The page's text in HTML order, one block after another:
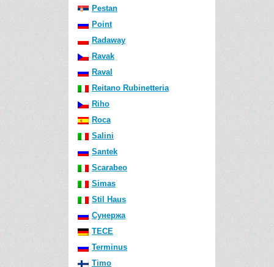
Pestan
Point
Radaway
Ravak
Raval
Reitano Rubinetteria
Riho
Roca
Salini
Santek
Scarabeo
Simas
Stil Haus
Сунержа
TECE
Terminus
Timo